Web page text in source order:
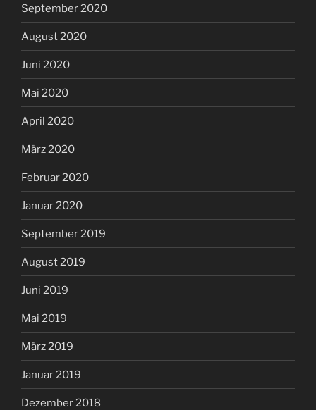
September 2020
August 2020
Juni 2020
Mai 2020
April 2020
März 2020
Februar 2020
Januar 2020
September 2019
August 2019
Juni 2019
Mai 2019
März 2019
Januar 2019
Dezember 2018